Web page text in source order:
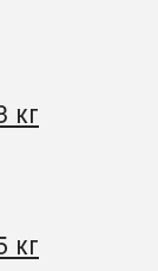
кг
кг